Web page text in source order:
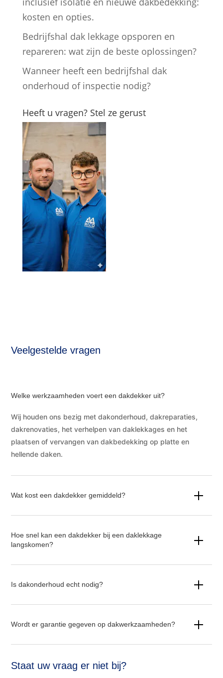
kosten en opties.
Bedrijfshal dak lekkage opsporen en
repareren: wat zijn de beste oplossingen?
Wanneer heeft een bedrijfshal dak
onderhoud of inspectie nodig?
Heeft u vragen? Stel ze gerust
Veelgestelde vragen
Welke werkzaamheden voert een dakdekker uit?
Wij houden ons bezig met dakonderhoud, dakreparaties,
dakrenovaties, het verhelpen van daklekkages en het
plaatsen of vervangen van dakbedekking op platte en
hellende daken.
Wat kost een dakdekker gemiddeld?
Hoe snel kan een dakdekker bij een daklekkage
langskomen?
Is dakonderhoud echt nodig?
Wordt er garantie gegeven op dakwerkzaamheden?
Staat uw vraag er niet bij?